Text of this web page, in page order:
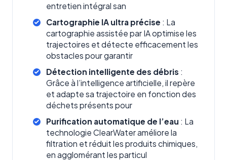
entretien intégral san
Cartographie IA ultra précise : La
cartographie assistée par IA optimise les
trajectoires et détecte efficacement les
obstacles pour garantir
Détection intelligente des débris :
Grâce à l’intelligence artificielle, il repère
et adapte sa trajectoire en fonction des
déchets présents pour
Purification automatique de l’eau : La
technologie ClearWater améliore la
filtration et réduit les produits chimiques,
en agglomérant les particul